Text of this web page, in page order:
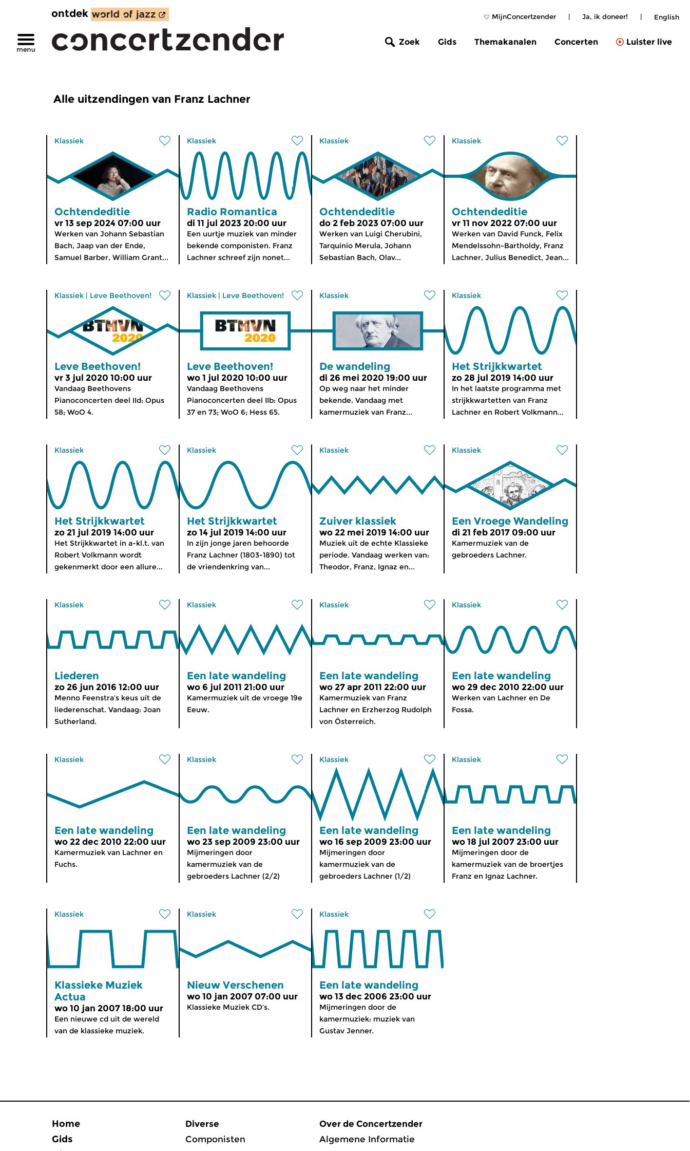
MijnConcertzender | Ja, ik doneer! | English
ontdek
Zoek Gids Themakanalen Concerten Luister live
Alle uitzendingen van Franz Lachner
Klassiek
Ochtendeditie
vr 13 sep 2024 07:00 uur
Werken van Johann Sebastian
Bach, Jaap van der Ende,
Samuel Barber, William Grant...
Klassiek
Radio Romantica
di 11 jul 2023 20:00 uur
Een uurtje muziek van minder
bekende componisten. Franz
Lachner schreef zijn nonet...
Klassiek
Ochtendeditie
do 2 feb 2023 07:00 uur
Werken van Luigi Cherubini,
Tarquinio Merula, Johann
Sebastian Bach, Olav...
Klassiek
Ochtendeditie
vr 11 nov 2022 07:00 uur
Werken van David Funck, Felix
Mendelssohn-Bartholdy, Franz
Lachner, Julius Benedict, Jean...
Klassiek | Leve Beethoven!
Leve Beethoven!
vr 3 jul 2020 10:00 uur
Vandaag Beethovens
Pianoconcerten deel IId: Opus
58; WoO 4.
Klassiek | Leve Beethoven!
Leve Beethoven!
wo 1 jul 2020 10:00 uur
Vandaag Beethovens
Pianoconcerten deel IIb: Opus
37 en 73; WoO 6; Hess 65.
Klassiek
De wandeling
di 26 mei 2020 19:00 uur
Op weg naar het minder
bekende. Vandaag met
kamermuziek van Franz...
Klassiek
Het Strijkkwartet
zo 28 jul 2019 14:00 uur
In het laatste programma met
strijkkwartetten van Franz
Lachner en Robert Volkmann...
Klassiek
Het Strijkkwartet
zo 21 jul 2019 14:00 uur
Het Strijkkwartet in a-kl.t. van
Robert Volkmann wordt
gekenmerkt door een allure...
Klassiek
Het Strijkkwartet
zo 14 jul 2019 14:00 uur
In zijn jonge jaren behoorde
Franz Lachner (1803-1890) tot
de vriendenkring van...
Klassiek
Zuiver klassiek
wo 22 mei 2019 14:00 uur
Muziek uit de echte Klassieke
periode. Vandaag werken van:
Theodor, Franz, Ignaz en...
Klassiek
Een Vroege Wandeling
di 21 feb 2017 09:00 uur
Kamermuziek van de
gebroeders Lachner.
Klassiek
Liederen
zo 26 jun 2016 12:00 uur
Menno Feenstra’s keus uit de
liederenschat. Vandaag: Joan
Sutherland.
Klassiek
Een late wandeling
wo 6 jul 2011 21:00 uur
Kamermuziek uit de vroege 19e
Eeuw.
Klassiek
Een late wandeling
wo 27 apr 2011 22:00 uur
Kamermuziek van Franz
Lachner en Erzherzog Rudolph
von Österreich.
Klassiek
Een late wandeling
wo 29 dec 2010 22:00 uur
Werken van Lachner en De
Fossa.
Klassiek
Een late wandeling
wo 22 dec 2010 22:00 uur
Kamermuziek van Lachner en
Fuchs.
Klassiek
Een late wandeling
wo 23 sep 2009 23:00 uur
Mijmeringen door
kamermuziek van de
gebroeders Lachner (2/2)
Klassiek
Een late wandeling
wo 16 sep 2009 23:00 uur
Mijmeringen door
kamermuziek van de
gebroeders Lachner (1/2)
Klassiek
Een late wandeling
wo 18 jul 2007 23:00 uur
Mijmeringen door de
kamermuziek van de broertjes
Franz en Ignaz Lachner.
Klassiek
Klassieke Muziek
Actua
wo 10 jan 2007 18:00 uur
Een nieuwe cd uit de wereld
van de klassieke muziek.
Klassiek
Nieuw Verschenen
wo 10 jan 2007 07:00 uur
Klassieke Muziek CD’s.
Klassiek
Een late wandeling
wo 13 dec 2006 23:00 uur
Mijmeringen door de
kamermuziek: muziek van
Gustav Jenner.
Home
Gids
Diverse
Componisten
Over de Concertzender
Algemene Informatie